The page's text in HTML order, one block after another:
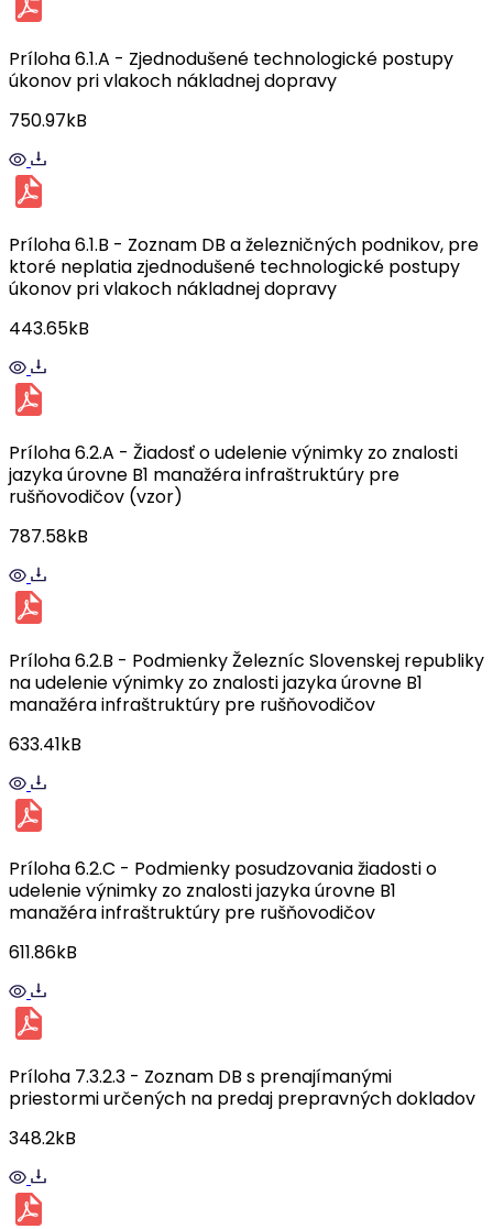
Príloha 6.1.A - Zjednodušené technologické postupy
úkonov pri vlakoch nákladnej dopravy
750.97kB
Príloha 6.1.B - Zoznam DB a železničných podnikov, pre
ktoré neplatia zjednodušené technologické postupy
úkonov pri vlakoch nákladnej dopravy
443.65kB
Príloha 6.2.A - Žiadosť o udelenie výnimky zo znalosti
jazyka úrovne B1 manažéra infraštruktúry pre
rušňovodičov (vzor)
787.58kB
Príloha 6.2.B - Podmienky Železníc Slovenskej republiky
na udelenie výnimky zo znalosti jazyka úrovne B1
manažéra infraštruktúry pre rušňovodičov
633.41kB
Príloha 6.2.C - Podmienky posudzovania žiadosti o
udelenie výnimky zo znalosti jazyka úrovne B1
manažéra infraštruktúry pre rušňovodičov
611.86kB
Príloha 7.3.2.3 - Zoznam DB s prenajímanými
priestormi určených na predaj prepravných dokladov
348.2kB